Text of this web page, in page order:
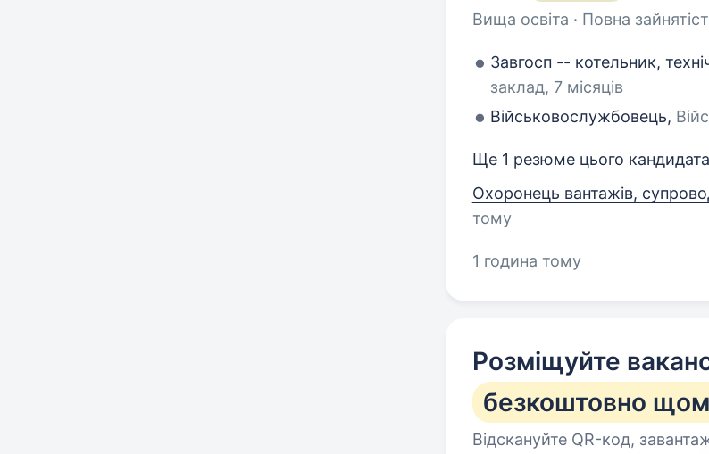
Вища освіта · Повна
Завгосп -- котельник,
заклад, 7 місяців
Військовослужбовець,
Ще 1 резюме цього кандидата
Охоронець вантажів,
тому
1 година тому
Розміщуйте
безкоштовно
Відскануйте QR-код,